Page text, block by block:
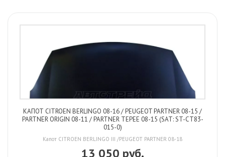
КАПОТ CITROEN BERLINGO 08-16 / PEUGEOT PARTNER 08-15 /
PARTNER ORIGIN 08-11 / PARTNER TEPEE 08-15 (SAT: ST-CT83-
015-0)
Капот CITROEN BERLINGO III /PEUGEOT PARTNER 08-18
13 050 руб.